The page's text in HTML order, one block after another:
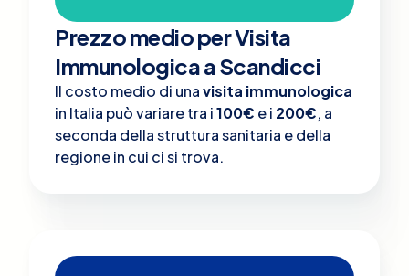
Prezzo medio per Visita
Immunologica a Scandicci
Il costo medio di unavisita immunologica
in Italia può variare tra i100€ e i 200€, a
seconda della struttura sanitaria e della
regione in cui ci si trova.